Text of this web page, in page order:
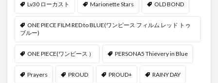
Lv30 ローカスト Marionette Stars OLD BOND
ONE PIECE FILM RED to BLUE(ワンピース フィルム レッド トゥ
ブルー)
ONE PIECE(ワンピース ） PERSONA5 Thievery in Blue
Prayers PROUD PROUD+ RAINY DAY